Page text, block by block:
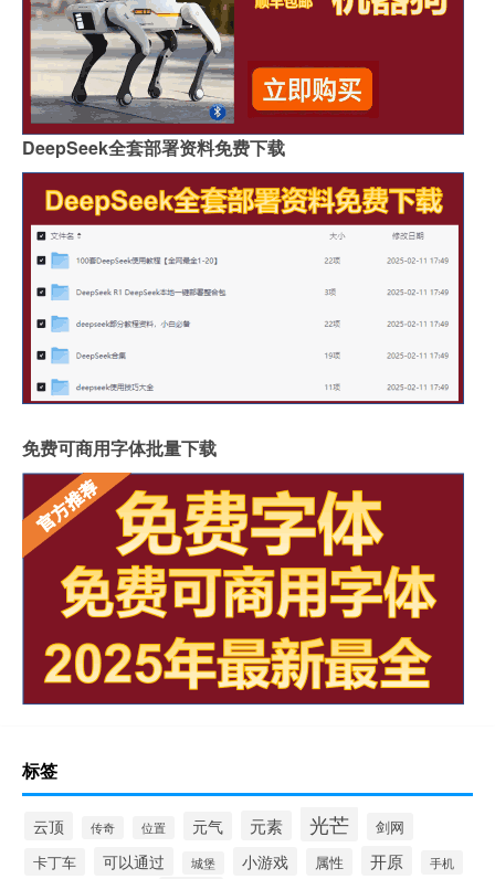
DeepSeek全套部署资料免费下载
免费可商用字体批量下载
标签
云顶 传奇 位置 元气 元素 光芒
剑网
卡丁车
可以通过 城堡 小游戏 属性 开原 手机